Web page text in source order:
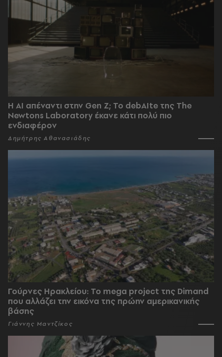
Η AI απέναντι στην Gen Z; Το debAIte της The
Newtons Laboratory έκανε κάτι πολύ πιο
ενδιαφέρον
Δημήτρης Αθανασιάδης
Γούρνες Ηρακλείου: To mega project της Dimand
που αλλάζει την εικόνα της πρώην αμερικανικής
βάσης
Γιάννης Μαντζίκος